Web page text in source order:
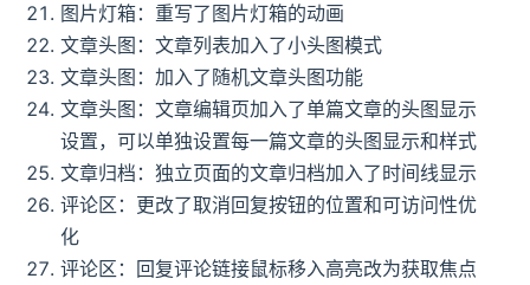
图片灯箱：重写了图片灯箱的动画
文章头图：文章列表加入了小头图模式
文章头图：加入了随机文章头图功能
文章头图：文章编辑页加入了单篇文章的头图显示
设置，可以单独设置每一篇文章的头图显示和样式
文章归档：独立页面的文章归档加入了时间线显示
评论区：更改了取消回复按钮的位置和可访问性优
化
评论区：回复评论链接鼠标移入高亮改为获取焦点